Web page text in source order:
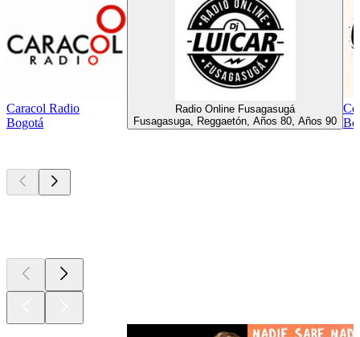
Caracol Radio
Bogotá
Radio Online Fusagasugá
Fusagasuga, Reggaetón, Años 80, Años 90